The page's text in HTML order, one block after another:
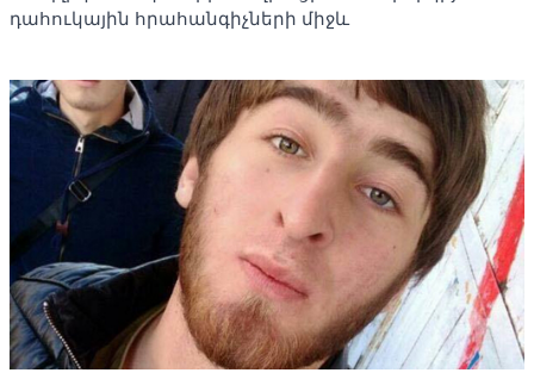
դահուկային հրահանգիչների միջև